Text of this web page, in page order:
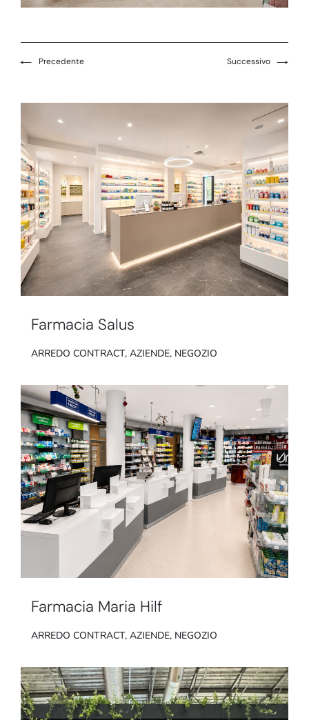
← Precedente Successivo →
Farmacia Salus
ARREDO CONTRACT, AZIENDE, NEGOZIO
Farmacia Maria Hilf
ARREDO CONTRACT, AZIENDE, NEGOZIO